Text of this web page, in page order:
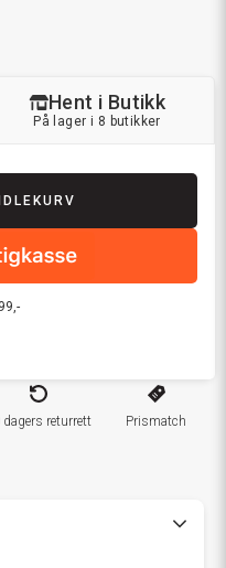
Hent i Butikk
På lager i 8 butikker
dagers returrett Prismatch